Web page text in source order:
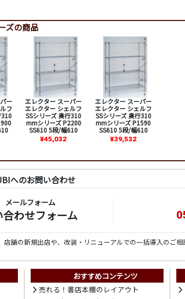
ズの商品
ー
フ
310
エレクター スーパー
エレクター シェルフ
SSシリーズ 奥行310
mmシリーズ P2200
SS610 5段/幅610
¥45,032
エレクター スーパー
エレクター シェルフ
SSシリーズ 奥行310
mmシリーズ P1590
SS610 5段/幅610
¥39,532
へのお問い合わせ
メールフォーム
合わせフォーム
舗の新規出店や、改装・リニューアルでの一括導入のご
おすすめコンテンツ
売れる！書店本棚のレイアウト